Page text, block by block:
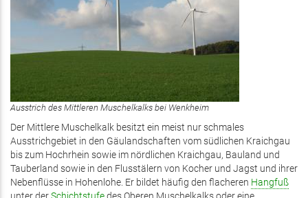
Ausstrich des Mittleren Muschelkalks bei Wenkheim
Der Mittlere Muschelkalk besitzt ein meist nur schmales
Ausstrichgebiet in den Gäulandschaften vom südlichen Kraichgau
bis zum Hochrhein sowie im nördlichen Kraichgau, Bauland und
Tauberland sowie in den Flusstälern von Kocher und Jagst und ihrer
Nebenflüsse in Hohenlohe. Er bildet häufig den flacheren Hangfuß